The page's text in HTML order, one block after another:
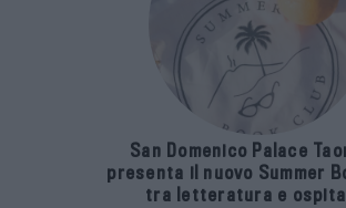
San Domenico Palace
presenta il nuovo Summer
tra letteratura e